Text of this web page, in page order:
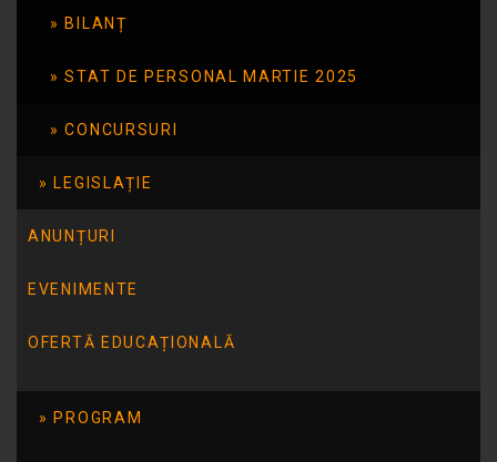
BILANȚ
STAT DE PERSONAL MARTIE 2025
CONCURSURI
LEGISLAȚIE
ANUNȚURI
EVENIMENTE
OFERTĂ EDUCAȚIONALĂ
PROGRAM
Elevii Școlii Gimnaziale Speciale Nr. 14 Tulcea